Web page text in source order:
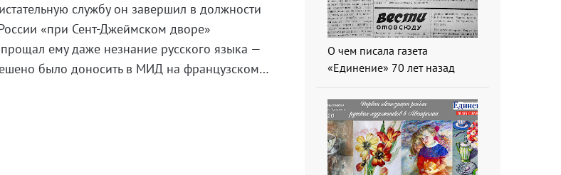
службу он завершил в должности
«при Сент-Джеймском дворе»
ему даже незнание русского языка —
было доносить в МИД на французском…
О чем писала газета
«Единение» 70 лет назад